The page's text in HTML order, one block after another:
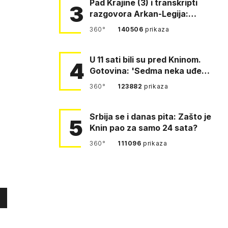
3
Pad Krajine (3) i transkripti
razgovora Arkan-Legija:
'Čujem, prelazite ustašam…
360° 140506prikaza
4 U 11 sati bili su pred Kninom.
Gotovina: 'Sedma neka uđe,
4. gardijska neka g…
360° 123882prikaza
5
Srbija se i danas pita: Zašto je
Knin pao za samo 24 sata?
360° 111096prikaza